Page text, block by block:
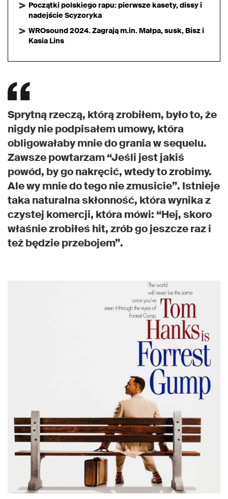
Początki polskiego rapu: pierwsze kasety, dissy i
nadejście Scyzoryka
WROsound 2024. Zagrają m.in. Małpa, susk, Bisz i
Kasia Lins
Sprytną rzeczą, którą zrobiłem, było to, że
nigdy nie podpisałem umowy, która
obligowałaby mnie do grania w sequelu.
Zawsze powtarzam “Jeśli jest jakiś
powód, by go nakręcić, wtedy to zrobimy.
Ale wy mnie do tego nie zmusicie”. Istnieje
taka naturalna skłonność, która wynika z
czystej komercji, która mówi: “Hej, skoro
właśnie zrobiłeś hit, zrób go jeszcze raz i
też będzie przebojem”.